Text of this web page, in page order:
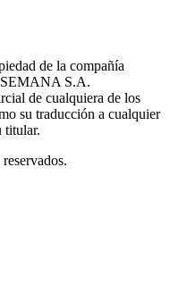
de la compañía
S.A.
de cualquiera de los
su traducción a cualquier
titular.